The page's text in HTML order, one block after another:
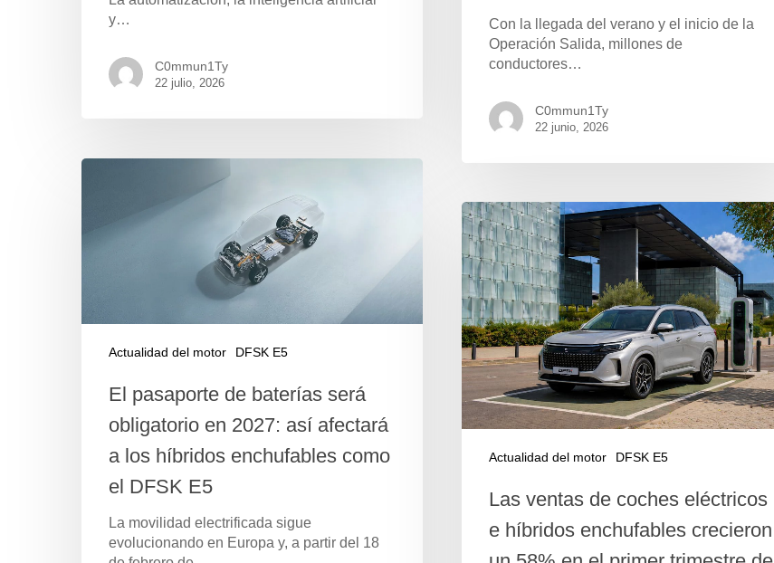
y…
C0mmun1Ty
22 julio, 2026
Con la llegada del verano y el inicio de la
Operación Salida, millones de
conductores…
C0mmun1Ty
22 junio, 2026
Actualidad del motor DFSK E5
El pasaporte de baterías será
obligatorio en 2027: así afectará
a los híbridos enchufables como
el DFSK E5
La movilidad electrificada sigue
evolucionando en Europa y, a partir del 18
Actualidad del motor DFSK E5
Las ventas de coches eléctricos
e híbridos enchufables crecieron